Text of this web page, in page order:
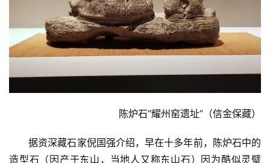
陈炉石“耀州窑遗址”（信金保藏）
据资深藏石家倪国强介绍，早在十多年前，陈炉石中的
造型石（因产于东山，当地人又称东山石）因为酷似灵璧